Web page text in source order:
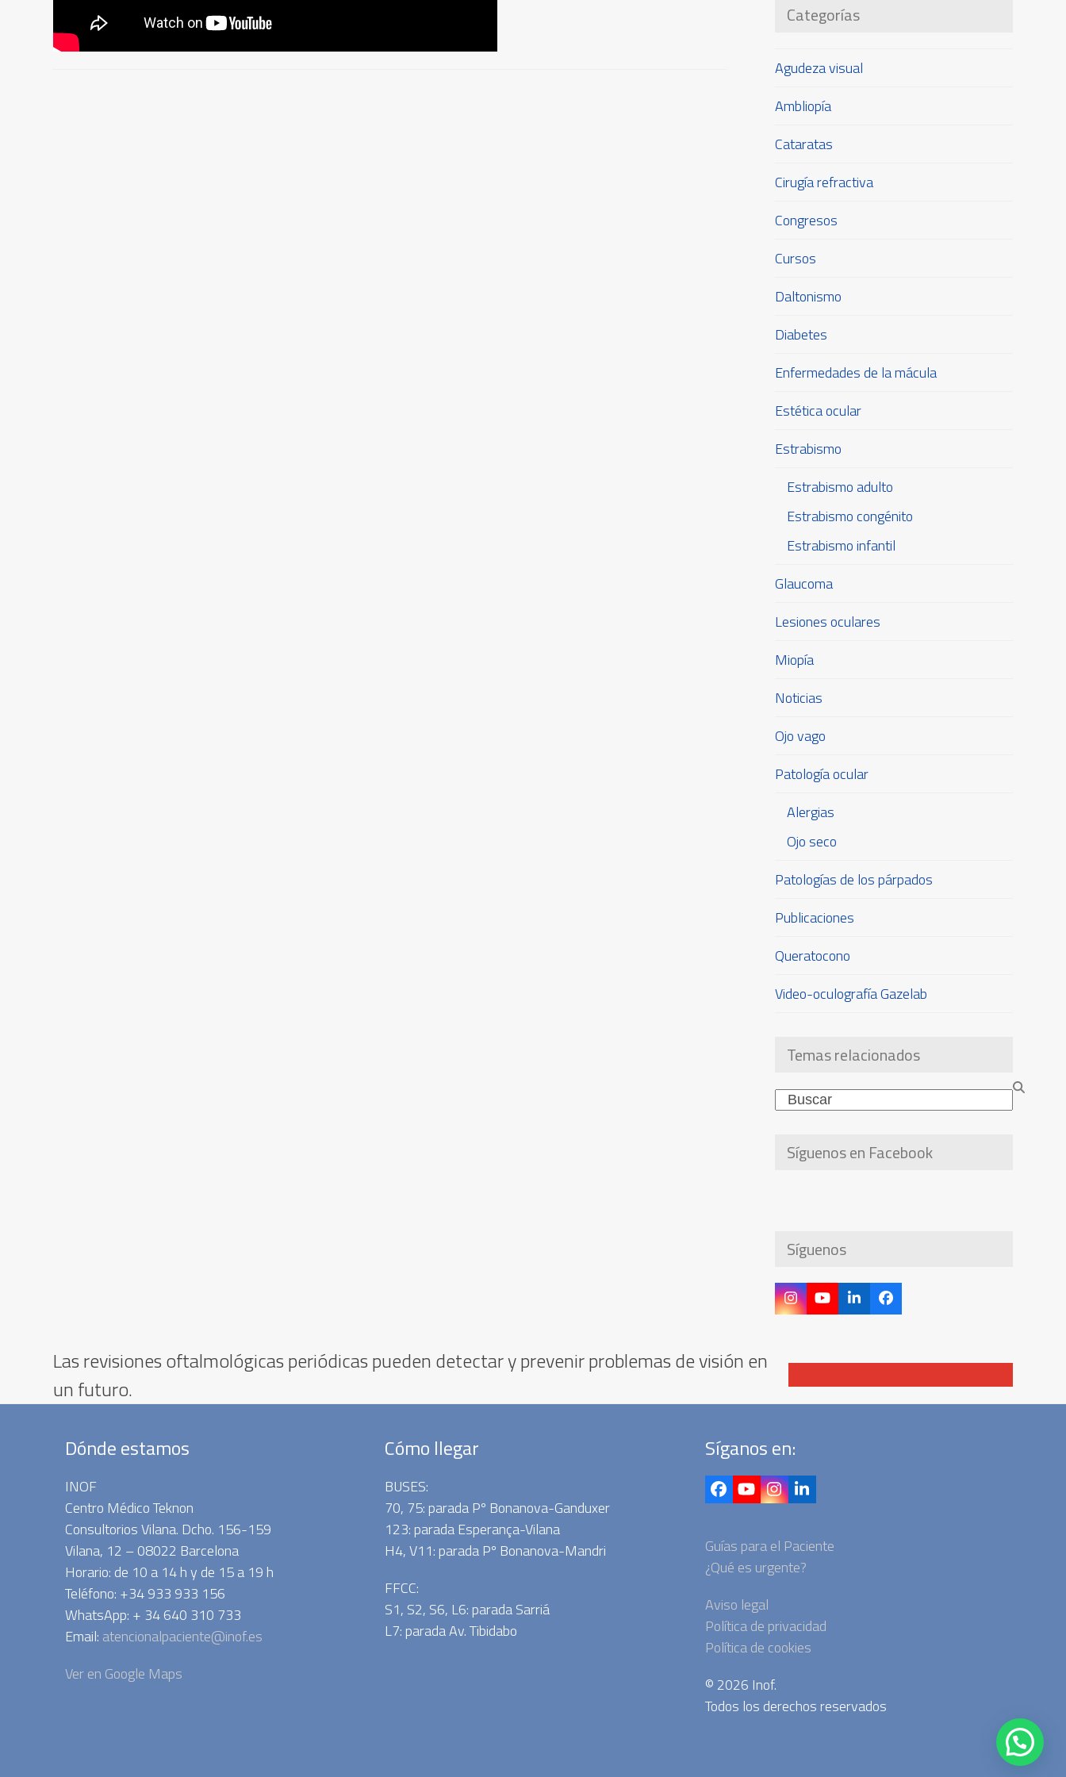
Categorías
Agudeza visual
Ambliopía
Cataratas
Cirugía refractiva
Congresos
Cursos
Daltonismo
Diabetes
Enfermedades de la mácula
Estética ocular
Estrabismo
Estrabismo adulto
Estrabismo congénito
Estrabismo infantil
Glaucoma
Lesiones oculares
Miopía
Noticias
Ojo vago
Patología ocular
Alergias
Ojo seco
Patologías de los párpados
Publicaciones
Queratocono
Video-oculografía Gazelab
Temas relacionados
Search
Síguenos en Facebook
Síguenos
Instagram
YouTubeLinkedInFacebook
Las revisiones oftalmológicas periódicas pueden detectar y prevenir problemas de visión en
un futuro.
Dónde estamos
INOF
Centro Médico Teknon
Consultorios Vilana. Dcho. 156-159
Vilana, 12 – 08022 Barcelona
Horario: de 10 a 14 h y de 15 a 19 h
Teléfono: +34 933 933 156
WhatsApp: + 34 640 310 733
Email: atencionalpaciente@inof.es
Ver en Google Maps
Cómo llegar
BUSES:
70, 75: parada Pº Bonanova-Ganduxer
123: parada Esperança-Vilana
H4, V11: parada Pº Bonanova-Mandri
FFCC:
S1, S2, S6, L6: parada Sarriá
L7: parada Av. Tibidabo
Síganos en:
Facebook
YouTubeInstagram
LinkedIn
Guías para el Paciente
¿Qué es urgente?
Aviso legal
Política de privacidad
Política de cookies
© 2026 Inof.
Todos los derechos reservados